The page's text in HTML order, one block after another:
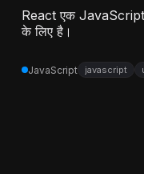
React एक JavaScript
के लिए है।
JavaScript javascript